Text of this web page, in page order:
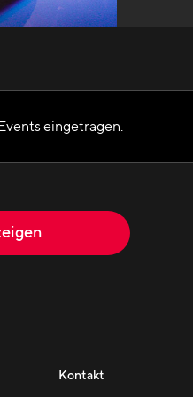
eingetragen.
Kontakt